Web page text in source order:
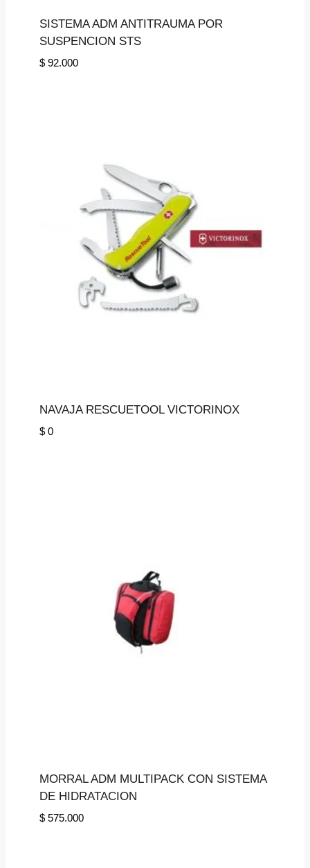
SISTEMA ADM ANTITRAUMA POR
SUSPENCION STS
$92.000
NAVAJA RESCUETOOL VICTORINOX
$0
MORRAL ADM MULTIPACK CON SISTEMA
DE HIDRATACION
$575.000